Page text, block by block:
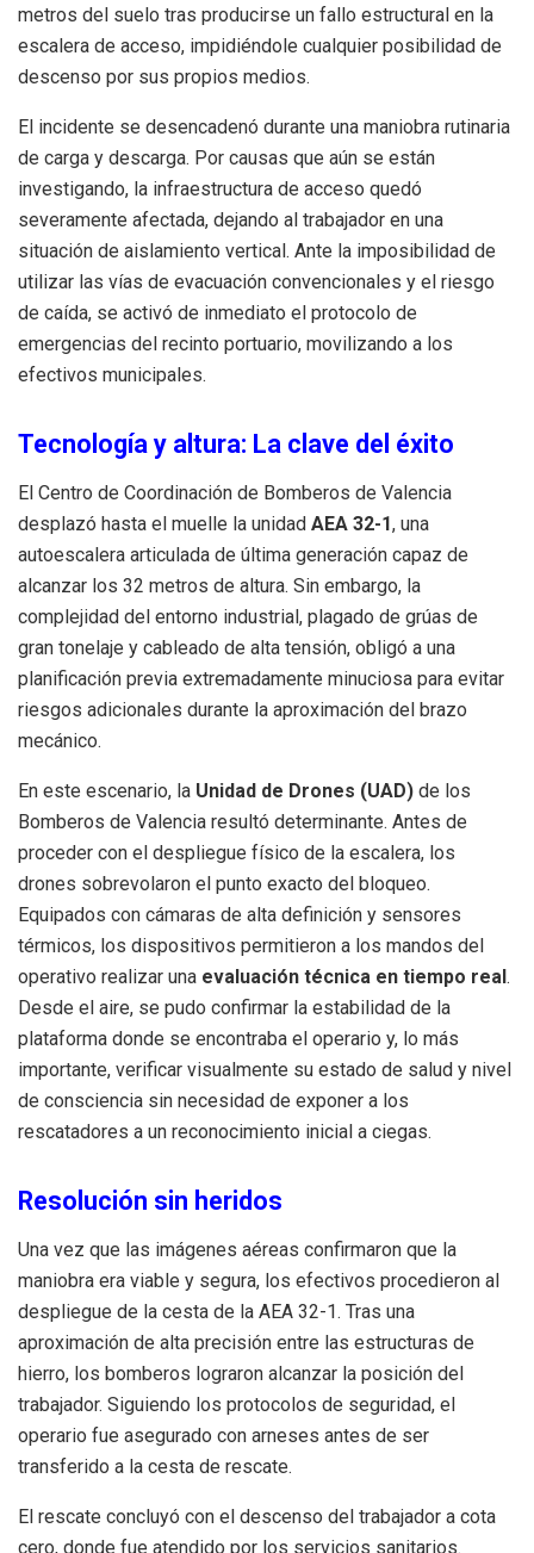
metros del suelo tras producirse un fallo estructural en la
escalera de acceso, impidiéndole cualquier posibilidad de
descenso por sus propios medios.
El incidente se desencadenó durante una maniobra rutinaria
de carga y descarga. Por causas que aún se están
investigando, la infraestructura de acceso quedó
severamente afectada, dejando al trabajador en una
situación de aislamiento vertical. Ante la imposibilidad de
utilizar las vías de evacuación convencionales y el riesgo
de caída, se activó de inmediato el protocolo de
emergencias del recinto portuario, movilizando a los
efectivos municipales.
Tecnología y altura: La clave del éxito
El Centro de Coordinación de Bomberos de Valencia
desplazó hasta el muelle la unidad AEA 32-1, una
autoescalera articulada de última generación capaz de
alcanzar los 32 metros de altura. Sin embargo, la
complejidad del entorno industrial, plagado de grúas de
gran tonelaje y cableado de alta tensión, obligó a una
planificación previa extremadamente minuciosa para evitar
riesgos adicionales durante la aproximación del brazo
mecánico.
En este escenario, la Unidad de Drones (UAD) de los
Bomberos de Valencia resultó determinante. Antes de
proceder con el despliegue físico de la escalera, los
drones sobrevolaron el punto exacto del bloqueo.
Equipados con cámaras de alta definición y sensores
térmicos, los dispositivos permitieron a los mandos del
operativo realizar una evaluación técnica en tiempo real.
Desde el aire, se pudo confirmar la estabilidad de la
plataforma donde se encontraba el operario y, lo más
importante, verificar visualmente su estado de salud y nivel
de consciencia sin necesidad de exponer a los
rescatadores a un reconocimiento inicial a ciegas.
Resolución sin heridos
Una vez que las imágenes aéreas confirmaron que la
maniobra era viable y segura, los efectivos procedieron al
despliegue de la cesta de la AEA 32-1. Tras una
aproximación de alta precisión entre las estructuras de
hierro, los bomberos lograron alcanzar la posición del
trabajador. Siguiendo los protocolos de seguridad, el
operario fue asegurado con arneses antes de ser
transferido a la cesta de rescate.
El rescate concluyó con el descenso del trabajador a cota
cero, donde fue atendido por los servicios sanitarios.